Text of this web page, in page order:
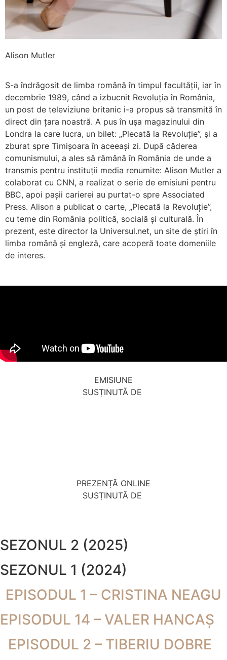
Alison Mutler
S-a îndrăgosit de limba română în timpul facultății, iar în
decembrie 1989, când a izbucnit Revoluția în România,
un post de televiziune britanic i-a propus să transmită în
direct din țara noastră. A pus în ușa magazinului din
Londra la care lucra, un bilet: „Plecată la Revoluție”, și a
zburat spre Timișoara în aceeași zi. După căderea
comunismului, a ales să rămână în România de unde a
transmis pentru instituții media renumite: Alison Mutler a
colaborat cu CNN, a realizat o serie de emisiuni pentru
BBC, apoi pașii carierei au purtat-o spre Associated
Press. Alison a publicat o carte, „Plecată la Revoluție”,
cu teme din România politică, socială și culturală. În
prezent, este director la Universul.net, un site de știri în
limba română și engleză, care acoperă toate domeniile
de interes.
EMISIUNE
SUSȚINUTĂ DE
PREZENȚĂ ONLINE
SUSȚINUTĂ DE
SEZONUL 2 (2025)
SEZONUL 1 (2024)
EPISODUL 1 – CRISTINA NEAGU
EPISODUL 14 – VALER HANCAȘ
EPISODUL 2 – TIBERIU DOBRE